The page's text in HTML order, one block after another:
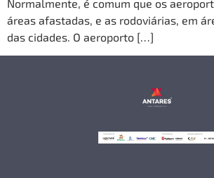
Normalmente, é comum que os
áreas afastadas, e as rodoviárias, em
das cidades. O aeroporto […]